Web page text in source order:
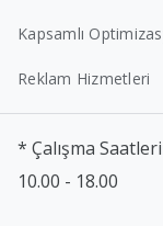
Kapsamlı
Reklam Hizmetleri
* Çalışma
10.00 - 18.00